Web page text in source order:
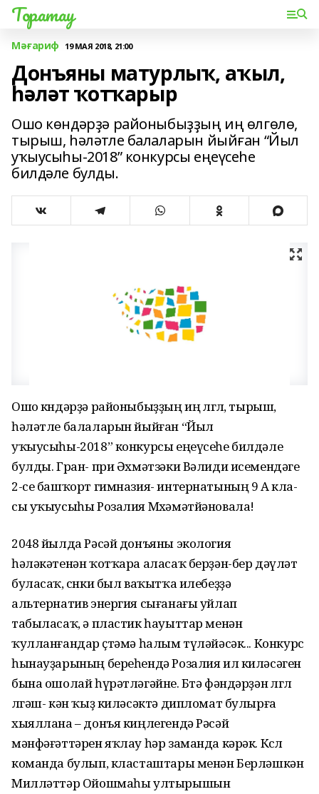
Торатау
Мәғариф 19 МАЯ 2018, 21:00
Донъяны матурлыҡ, аҡыл,
һәләт ҡотҡарыр
Ошо көндәрҙә районыбыҙҙың иң өлгөлө,
тырыш, һәләтле балаларын йыйған “Йыл
уҡыусыһы-2018” конкурсы еңеүсеһе
билдәле булды.
Ошо көндәрҙә районыбыҙҙың иң өлгөлө, тырыш,
һәләтле балаларын йыйған “Йыл
уҡыусыһы-2018” конкурсы еңеүсеһе билдәле
булды. Гран- при Әхмәтзәки Вәлиди исемендәге
2-се башҡорт гимназия- интернатының 9 А кла-
сы уҡыусыһы Розалия Мөхәмәтйәновала!
2048 йылда Рәсәй донъяны экология
һәләкәтенән ҡотҡара аласаҡ берҙән-бер дәүләт
буласаҡ, сөнки был ваҡытҡа илебеҙҙә
альтернатив энергия сығанағы уйлап
табыласаҡ, ә пластик һауыттар менән
ҡулланғандар өҫтәмә һалым түләйәсәк... Конкурс
һынауҙарының береһендә Розалия ил киләсәген
бына ошолай һүрәтләгәйне. Бөтә фәндәрҙән өлгөлө
өлгәш- кән ҡыҙ киләсәктә дипломат булырға
хыяллана – донъя киңлегендә Рәсәй
мәнфәғәттәрен яҡлау һәр заманда кәрәк. Көслө
команда булып, класташтары менән Берләшкән
Милләттәр Ойошмаһы ултырышын